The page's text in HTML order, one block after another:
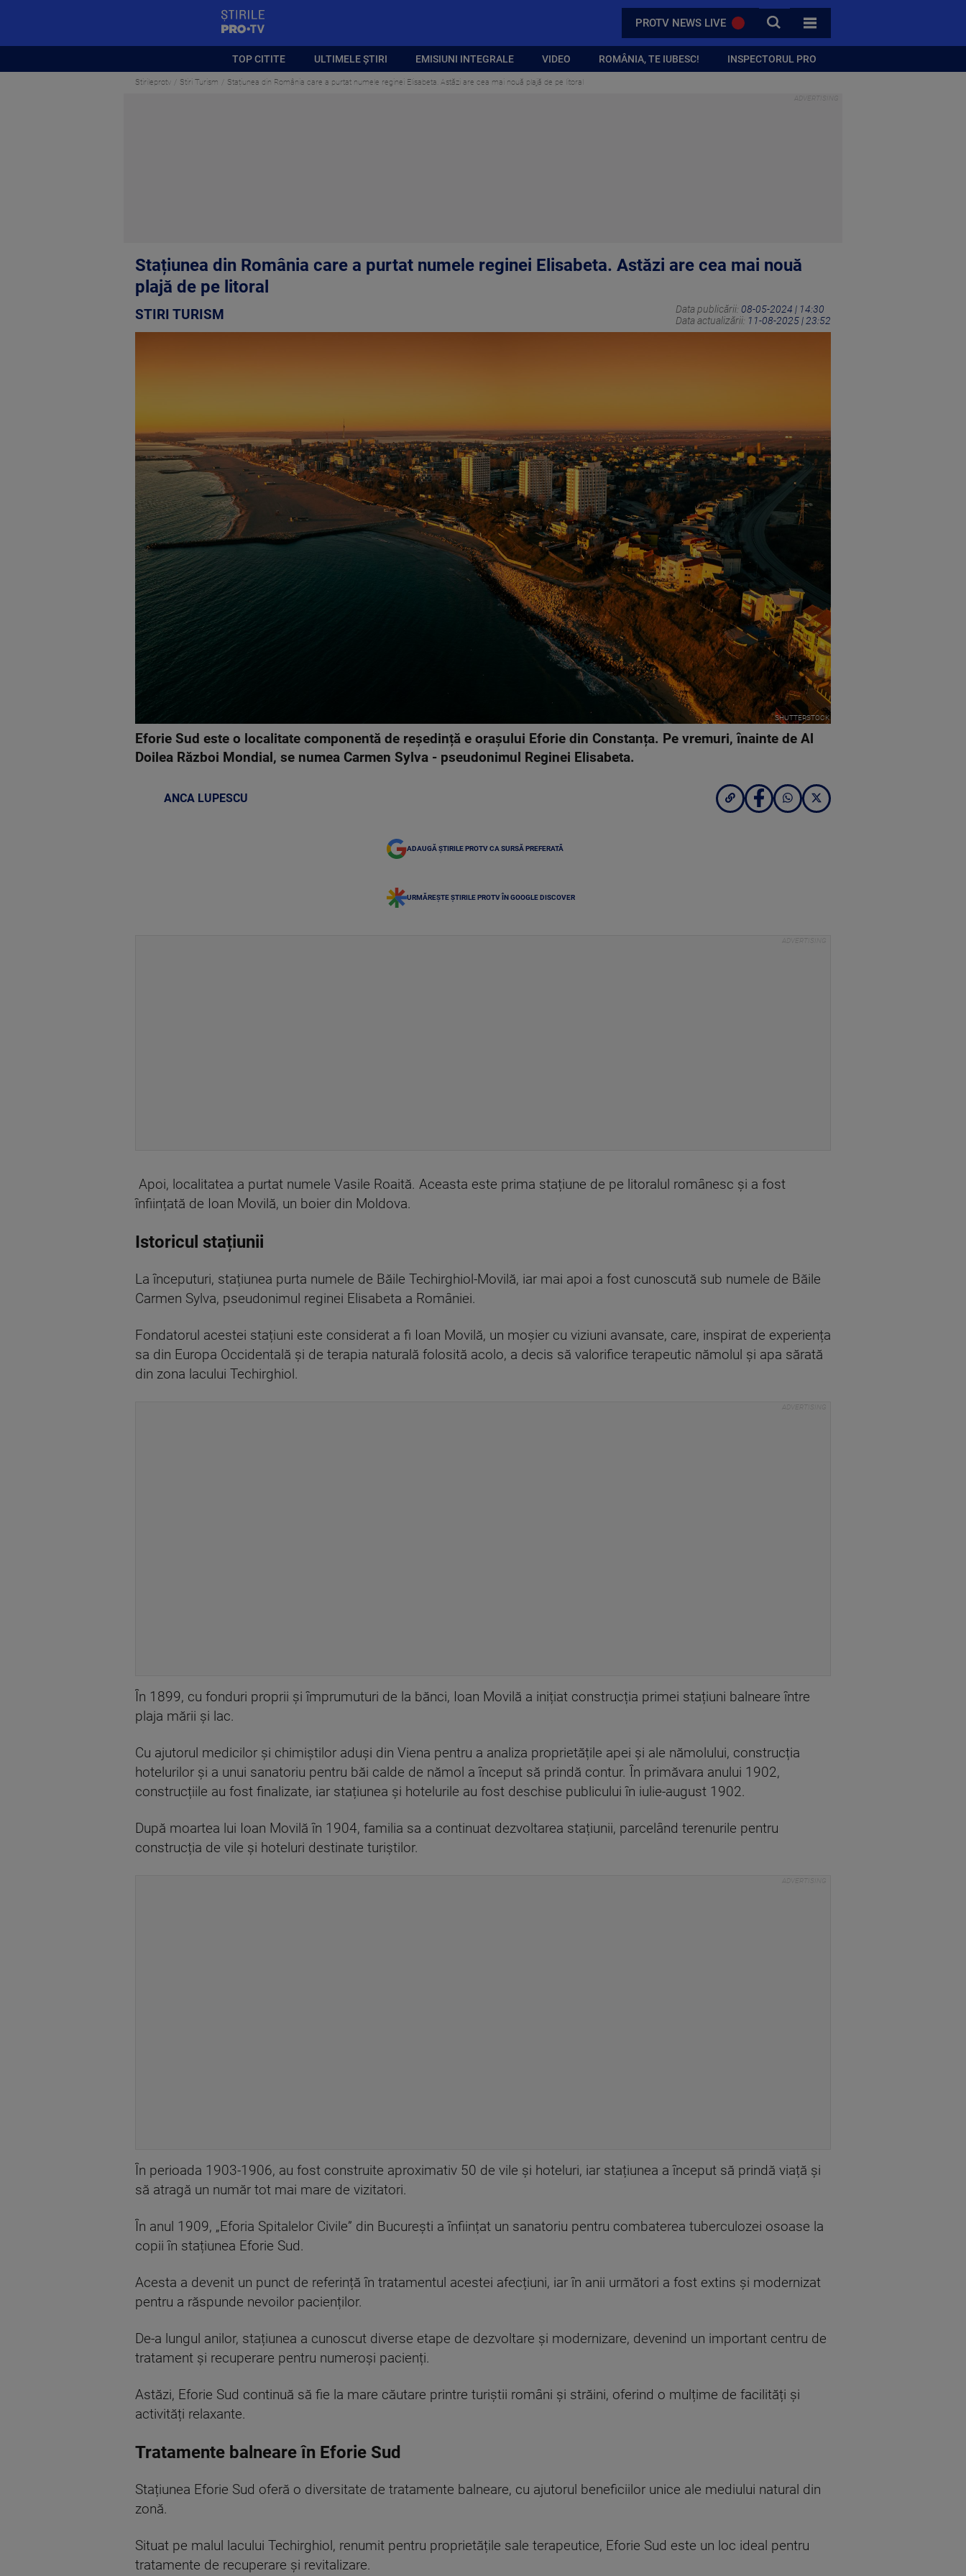
PROTV NEWS LIVE CAUTA
TOATE CATEGORIILE
TOP CITITE ULTIMELE ȘTIRI EMISIUNI INTEGRALE VIDEO ROMÂNIA, TE IUBESC! INSPECTORUL PRO
Stirileprotv Stiri Turism Stațiunea din România care a purtat numele reginei Elisabeta. Astăzi are cea mai nouă plajă de pe litoral
Stațiunea din România care a purtat numele reginei Elisabeta. Astăzi are cea mai nouă
plajă de pe litoral
STIRI TURISM Data publicării: 08-05-2024 | 14:30
Data actualizării: 11-08-2025 | 23:52
SHUTTERSTOCK
Eforie Sud este o localitate componentă de reședință e orașului Eforie din Constanța. Pe vremuri, înainte de Al
Doilea Război Mondial, se numea Carmen Sylva - pseudonimul Reginei Elisabeta.
ANCA LUPESCU
ADAUGĂ ȘTIRILE PROTV CA SURSĂ PREFERATĂ
URMĂREȘTE ȘTIRILE PROTV ÎN GOOGLE DISCOVER
Apoi, localitatea a purtat numele Vasile Roaită. Aceasta este prima stațiune de pe litoralul românesc și a fost
înființată de Ioan Movilă, un boier din Moldova.
Istoricul stațiunii
La începuturi, stațiunea purta numele de Băile Techirghiol-Movilă, iar mai apoi a fost cunoscută sub numele de Băile
Carmen Sylva, pseudonimul reginei Elisabeta a României.
Fondatorul acestei stațiuni este considerat a fi Ioan Movilă, un moșier cu viziuni avansate, care, inspirat de experiența
sa din Europa Occidentală și de terapia naturală folosită acolo, a decis să valorifice terapeutic nămolul și apa sărată
din zona lacului Techirghiol.
În 1899, cu fonduri proprii și împrumuturi de la bănci, Ioan Movilă a inițiat construcția primei stațiuni balneare între
plaja mării și lac.
Cu ajutorul medicilor și chimiștilor aduși din Viena pentru a analiza proprietățile apei și ale nămolului, construcția
hotelurilor și a unui sanatoriu pentru băi calde de nămol a început să prindă contur. În primăvara anului 1902,
construcțiile au fost finalizate, iar stațiunea și hotelurile au fost deschise publicului în iulie-august 1902.
După moartea lui Ioan Movilă în 1904, familia sa a continuat dezvoltarea stațiunii, parcelând terenurile pentru
construcția de vile și hoteluri destinate turiștilor.
În perioada 1903-1906, au fost construite aproximativ 50 de vile și hoteluri, iar stațiunea a început să prindă viață și
să atragă un număr tot mai mare de vizitatori.
În anul 1909, „Eforia Spitalelor Civile” din București a înființat un sanatoriu pentru combaterea tuberculozei osoase la
copii în stațiunea Eforie Sud.
Acesta a devenit un punct de referință în tratamentul acestei afecțiuni, iar în anii următori a fost extins și modernizat
pentru a răspunde nevoilor pacienților.
De-a lungul anilor, stațiunea a cunoscut diverse etape de dezvoltare și modernizare, devenind un important centru de
tratament și recuperare pentru numeroși pacienți.
Astăzi, Eforie Sud continuă să fie la mare căutare printre turiștii români și străini, oferind o mulțime de facilități și
activități relaxante.
Tratamente balneare în Eforie Sud
Stațiunea Eforie Sud oferă o diversitate de tratamente balneare, cu ajutorul beneficiilor unice ale mediului natural din
zonă.
Situat pe malul lacului Techirghiol, renumit pentru proprietățile sale terapeutice, Eforie Sud este un loc ideal pentru
tratamente de recuperare și revitalizare.